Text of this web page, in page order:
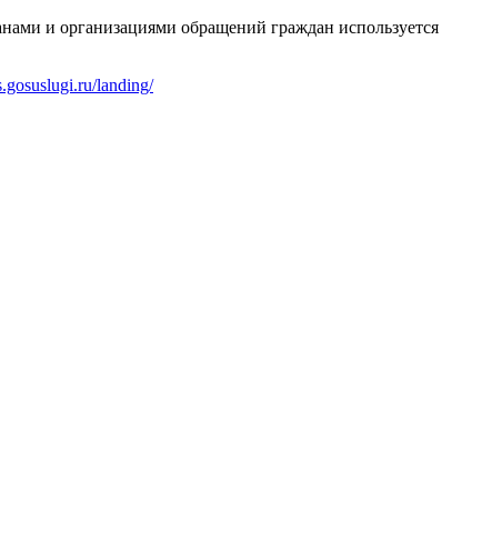
и организациями обращений граждан используется
landing/